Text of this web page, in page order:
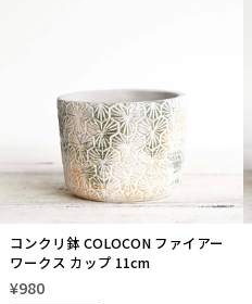
コンクリ鉢 COLOCON ファイアー
ワークス カップ 11cm
¥980